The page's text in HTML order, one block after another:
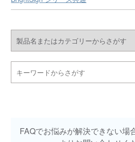
FAQでお悩みが解決できない場